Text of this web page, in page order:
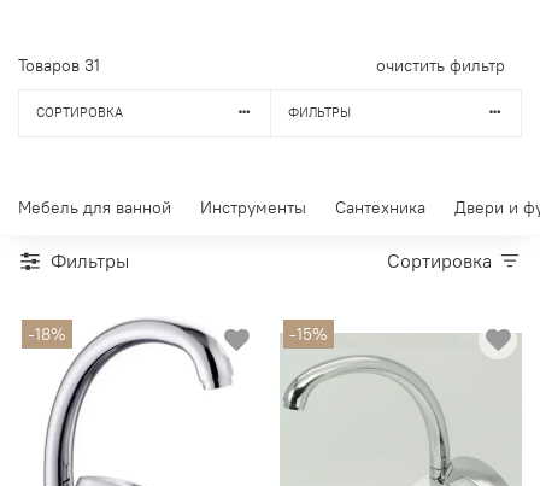
Товаров 31 очистить фильтр
СОРТИРОВКА ФИЛЬТРЫ
Мебель для ванной Инструменты Сантехника Двери и
Фильтры Сортировка
-18% -15%